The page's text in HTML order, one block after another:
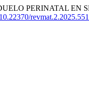
PERINATAL
10.22370/